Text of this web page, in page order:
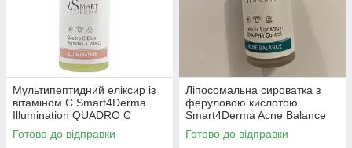
Мультипептидний еліксир із
вітаміном С Smart4Derma
Illumination QUADRO C
ELIXIR PEPTIDES & VITA C
50мл
Готово до відправки
Ліпосомальна сироватка з
феруловою кислотою
Smart4Derma Acne Balance
FERRULIC LIPOSERUM BHA-
PHA CONTROL
Готово до відправки